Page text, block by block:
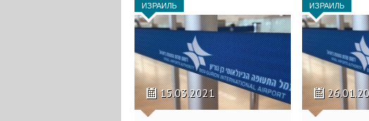
ИЗРАИЛЬ
15.03.2021
ИЗРАИЛЬ